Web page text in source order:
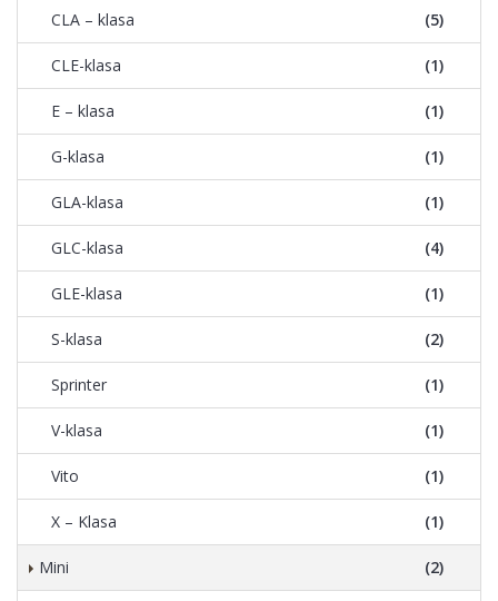
CLA – klasa (5)
CLE-klasa (1)
E – klasa (1)
G-klasa (1)
GLA-klasa (1)
GLC-klasa (4)
GLE-klasa (1)
S-klasa (2)
Sprinter (1)
V-klasa (1)
Vito (1)
X – Klasa (1)
Mini (2)